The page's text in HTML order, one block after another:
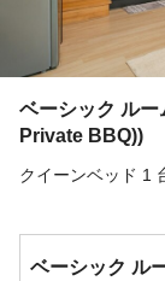
ベーシック ル
Private BBQ))
クイーンベッド 1
ベーシック ル